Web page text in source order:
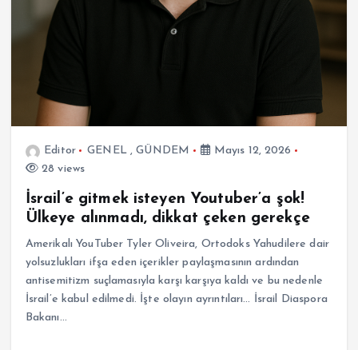
Editor GENEL,GÜNDEM
Mayıs 12, 2026
28 views
İsrail’e gitmek isteyen Youtuber’a şok!
Ülkeye alınmadı, dikkat çeken gerekçe
Amerikalı YouTuber Tyler Oliveira, Ortodoks Yahudilere dair
yolsuzlukları ifşa eden içerikler paylaşmasının ardından
antisemitizm suçlamasıyla karşı karşıya kaldı ve bu nedenle
İsrail’e kabul edilmedi. İşte olayın ayrıntıları… İsrail Diaspora
Bakanı…